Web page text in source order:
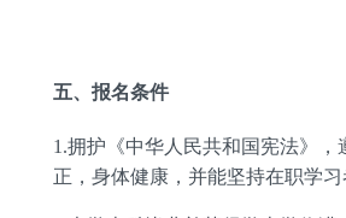
五、报名条件
1.拥护《中华人民共和国宪法》，
正，身体健康，并能坚持在职学习